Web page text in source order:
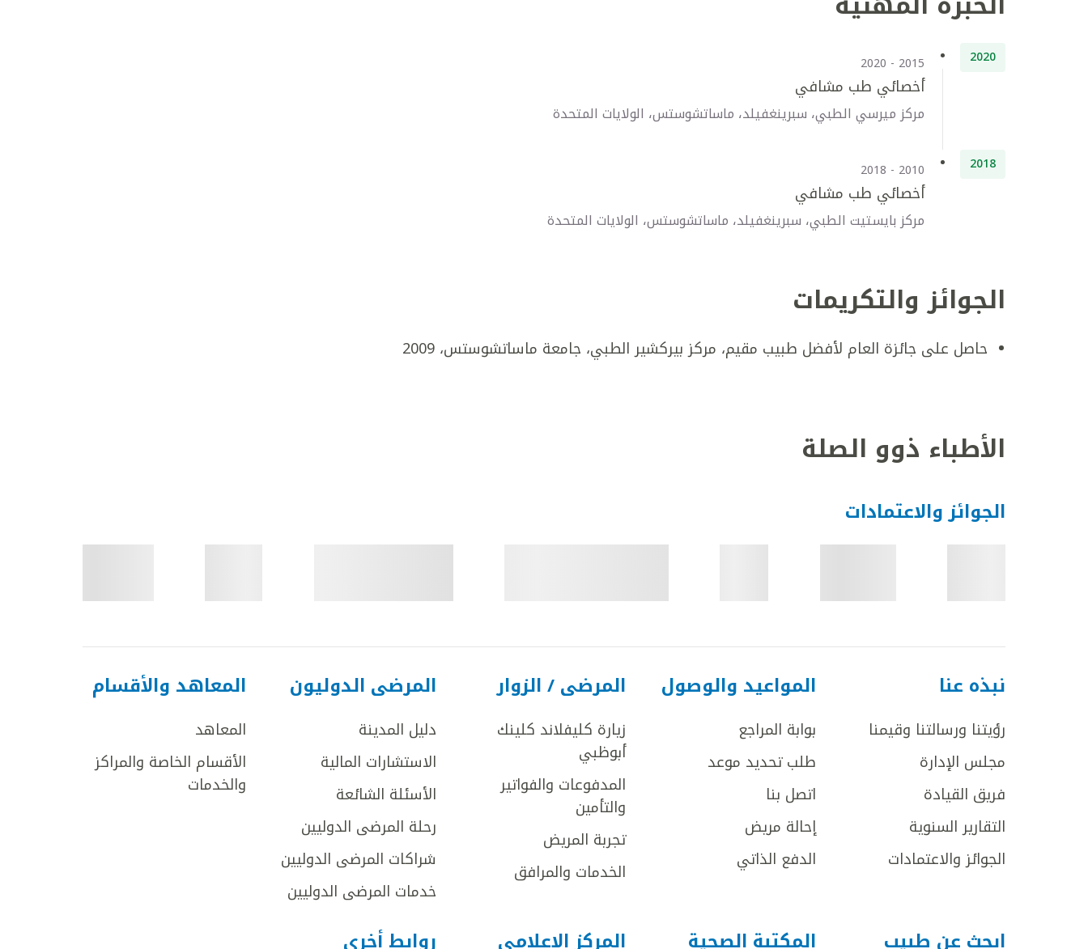
2020
2015 - 2020
أخصائي طب مشافي
مركز ميرسي الطبي، سبرينغفيلد، ماساتشوستس، الولايات المتحدة
2018
2010 - 2018
أخصائي طب مشافي
مركز بايستيت الطبي، سبرينغفيلد، ماساتشوستس، الولايات المتحدة
الجوائز والتكريمات
حاصل على جائزة العام لأفضل طبيب مقيم، مركز بيركشير الطبي، جامعة ماساتشوستس، 2009
الأطباء ذوو الصلة
الجوائز والاعتمادات
نبذه عنا
رؤيتنا ورسالتنا وقيمنا
مجلس الإدارة
فريق القيادة
التقارير السنوية
الجوائز والاعتمادات
المواعيد والوصول
بوابة المراجع
طلب تحديد موعد
اتصل بنا
إحالة مريض
الدفع الذاتي
المرضى / الزوار
زيارة كليفلاند كلينك
أبوظبي
المدفوعات والفواتير
والتأمين
تجربة المريض
الخدمات والمرافق
المرضى الدوليون
دليل المدينة
الاستشارات المالية
الأسئلة الشائعة
رحلة المرضى الدوليين
شراكات المرضى الدوليين
خدمات المرضى الدوليين
المعاهد والأقسام
المعاهد
الأقسام الخاصة والمراكز
والخدمات
ابحث عن طبيب المكتبة الصحية المركز الإعلامي روابط أخرى